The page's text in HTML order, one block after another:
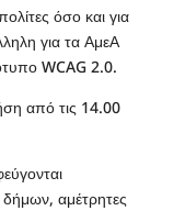
όσο και για
για τα ΑμεΑ
WCAG 2.0.
από τις 14.00
δήμων, αμέτρητες